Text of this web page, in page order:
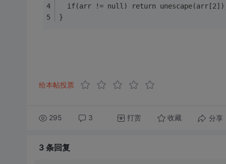
if(arr != null) return
}
给本帖投票
295 3 打赏 收藏 分享
3 条回复